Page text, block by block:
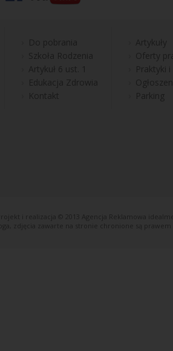
Do pobrania
Szkoła Rodzenia
Artykuł 6 ust. 1
Edukacja Zdrowia
Kontakt
Artykuły
Oferty
Praktyki
Parking
Projekt i realizacja © 2013 Agencja Reklamowa
loga, zdjęcia zawarte na stronie chronione są